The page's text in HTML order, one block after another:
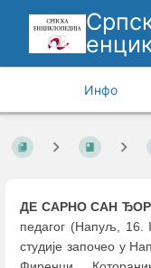
Инфо
ДЕ САРНО САН
педагог (Напуљ, 16.
студије започео у